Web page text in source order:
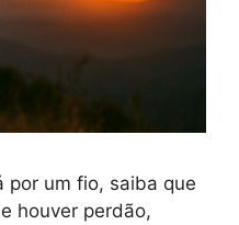
por um fio, saiba que
houver perdão,